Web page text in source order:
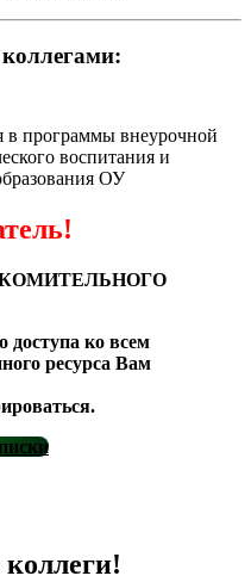
в программы внеурочной
воспитания и
ОУ
доступа ко всем
ресурса Вам